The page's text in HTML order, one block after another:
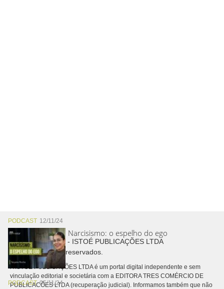
PODCAST 12/11/24
Narcisismo: o espelho do ego
PODCAST05/11/24
Copyright © 2026 - ISTOÉ PUBLICAÇÕES LTDA
Todos os direitos reservados.
A ISTOÉ PUBLICAÇÕES LTDA é um portal digital independente e sem
vinculação editorial e societária com a EDITORA TRES COMÉRCIO DE
PUBLICACÕES LTDA (recuperação judicial). Informamos também que não